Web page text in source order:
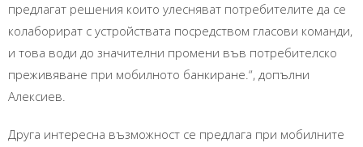
предлагат решения които улесняват потребителите да се
колаборират с устройствата посредством гласови команди,
и това води до значителни промени във потребителско
преживяване при мобилното банкиране.“, допълни
Алексиев.
Друга интересна възможност се предлага при мобилните